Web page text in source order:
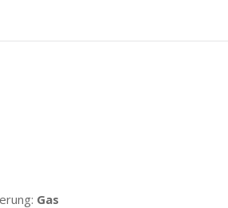
Gas